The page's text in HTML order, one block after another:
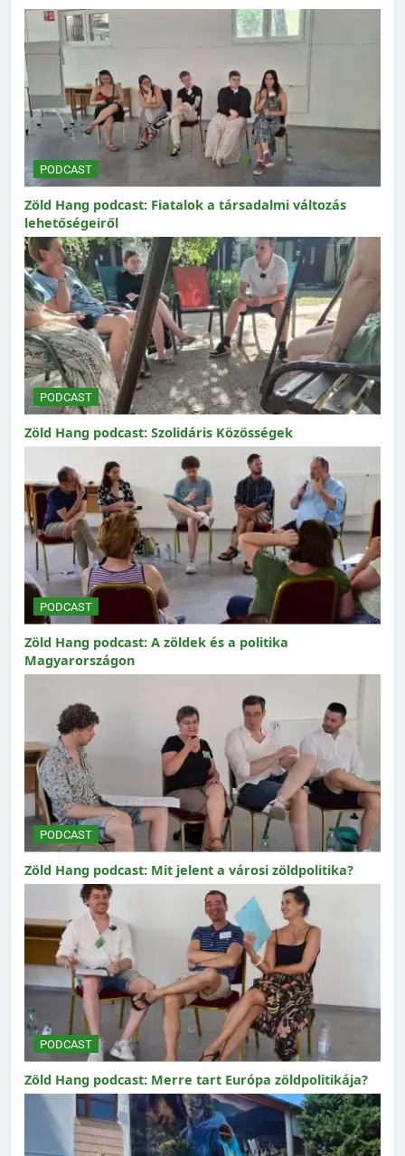
PODCAST
Zöld Hang podcast: Fiatalok a társadalmi változás
lehetőségeiről
PODCAST
Zöld Hang podcast: Szolidáris Közösségek
PODCAST
Zöld Hang podcast: A zöldek és a politika
Magyarországon
PODCAST
Zöld Hang podcast: Mit jelent a városi zöldpolitika?
PODCAST
Zöld Hang podcast: Merre tart Európa zöldpolitikája?